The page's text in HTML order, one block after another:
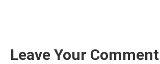
Leave Your Comment